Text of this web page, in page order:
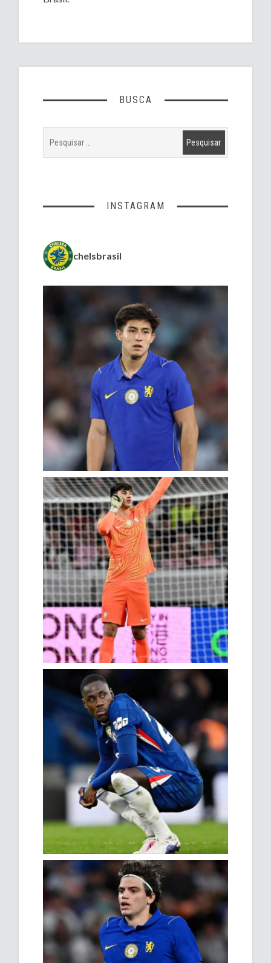
BUSCA
INSTAGRAM
chelsbrasil